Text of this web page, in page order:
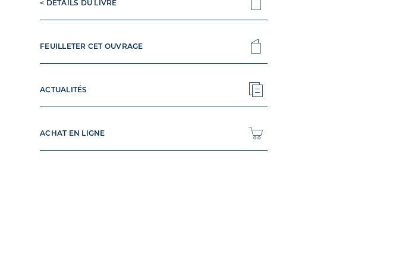
< DÉTAILS DU LIVRE
FEUILLETER CET OUVRAGE
ACTUALITÉS
ACHAT EN LIGNE